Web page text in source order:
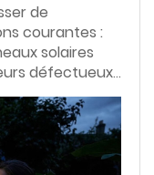
de
courantes :
solaires
défectueux.
et le froid
Un
adéquat
batteries